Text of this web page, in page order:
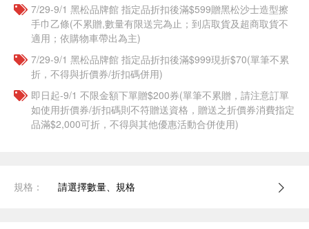
7/29-9/1 黑松品牌館 指定品折扣後滿$599贈黑松沙士造型擦
手巾乙條(不累贈,數量有限送完為止；到店取貨及超商取貨不
適用；依購物車帶出為主)
7/29-9/1 黑松品牌館 指定品折扣後滿$999現折$70(單筆不累
折，不得與折價券/折扣碼併用)
即日起-9/1 不限金額下單贈$200券(單筆不累贈，請注意訂單
如使用折價券/折扣碼則不符贈送資格，贈送之折價券消費指定
品滿$2,000可折，不得與其他優惠活動合併使用)
規格： 請選擇數量、規格